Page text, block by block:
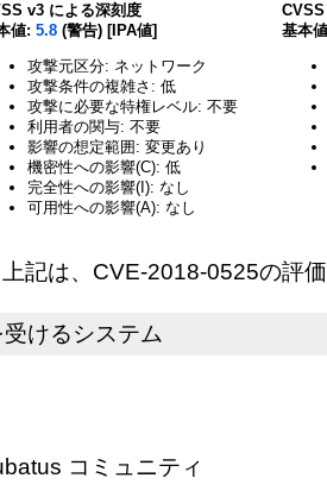
v3 による深刻度
値: 5.8 (警告) [IPA値]
攻撃元区分: ネットワーク
攻撃条件の複雑さ: 低
攻撃に必要な特権レベル: 不要
利用者の関与: 不要
影響の想定範囲: 変更あり
機密性への影響(C): 低
完全性への影響(I): なし
可用性への影響(A): なし
基本
記は、CVE-2018-0525の評
けるシステム
コミュニティ